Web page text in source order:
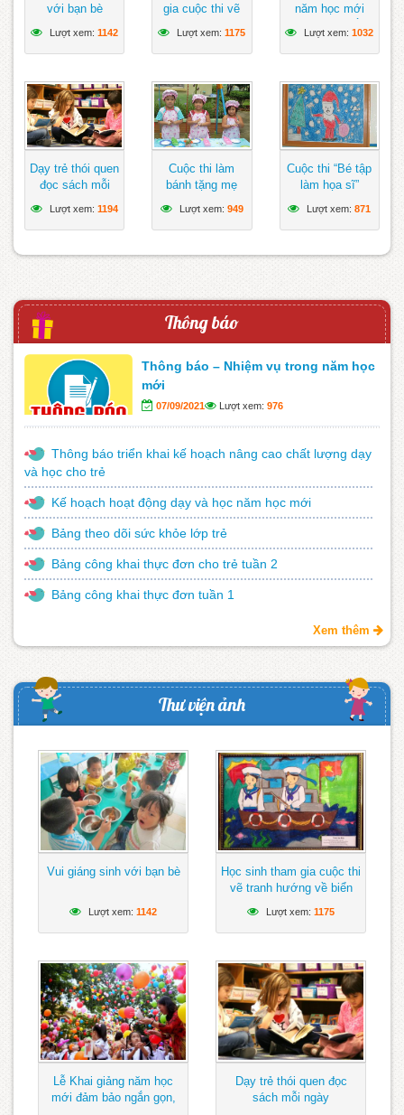
với bạn bè
Lượt xem:1142
gia cuộc thi vẽ
biển Đông
Lượt xem:1175
năm học mới
gọn, vui tươi,
lành mạnh
Lượt xem:1032
Dạy trẻ thói quen
đọc sách mỗi
Lượt xem:1194
Cuộc thi làm
bánh tặng mẹ
Lượt xem: 949
Cuộc thi “Bé tập
làm họa sĩ”
Lượt xem:871
Thông báo
Thông báo – Nhiệm vụ trong năm học
mới
07/09/2021 Lượt xem: 976
Thông báo triển khai kế hoạch nâng cao chất lượng dạy
và học cho trẻ
Kế hoạch hoạt động dạy và học năm học mới
Bảng theo dõi sức khỏe lớp trẻ
Bảng công khai thực đơn cho trẻ tuần 2
Bảng công khai thực đơn tuần 1
Xem thêm
Thư viện ảnh
Vui giáng sinh với bạn bè
Lượt xem: 1142
Học sinh tham gia cuộc thi
vẽ tranh hướng về biển
Lượt xem: 1175
Lễ Khai giảng năm học
mới đảm bảo ngắn gọn,
Dạy trẻ thói quen đọc
sách mỗi ngày